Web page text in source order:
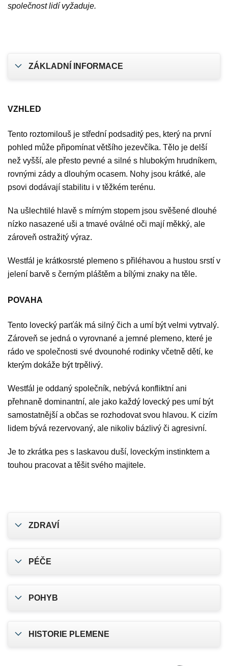
společnost lidí vyžaduje.
ZÁKLADNÍ INFORMACE
VZHLED
Tento roztomilouš je střední podsaditý pes, který na první
pohled může připomínat většího jezevčíka. Tělo je delší
než vyšší, ale přesto pevné a silné s hlubokým hrudníkem,
rovnými zády a dlouhým ocasem. Nohy jsou krátké, ale
psovi dodávají stabilitu i v těžkém terénu.
Na ušlechtilé hlavě s mírným stopem jsou svěšené dlouhé
nízko nasazené uši a tmavé oválné oči mají měkký, ale
zároveň ostražitý výraz.
Westfál je krátkosrsté plemeno s přiléhavou a hustou srstí v
jelení barvě s černým pláštěm a bílými znaky na těle.
POVAHA
Tento lovecký parťák má silný čich a umí být velmi vytrvalý.
Zároveň se jedná o vyrovnané a jemné plemeno, které je
rádo ve společnosti své dvounohé rodinky včetně dětí, ke
kterým dokáže být trpělivý.
Westfál je oddaný společník, nebývá konfliktní ani
přehnaně dominantní, ale jako každý lovecký pes umí být
samostatnější a občas se rozhodovat svou hlavou. K cizím
lidem bývá rezervovaný, ale nikoliv bázlivý či agresivní.
Je to zkrátka pes s laskavou duší, loveckým instinktem a
touhou pracovat a těšit svého majitele.
ZDRAVÍ
PÉČE
POHYB
HISTORIE PLEMENE